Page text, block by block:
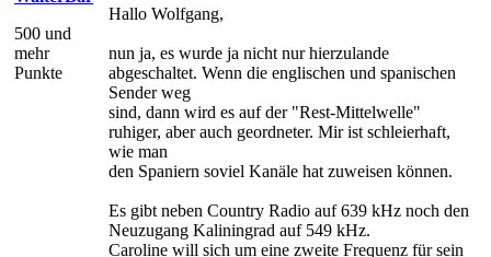
500 und
mehr
Punkte
Hallo Wolfgang,
nun ja, es wurde ja nicht nur hierzulande
abgeschaltet. Wenn die englischen und spanischen
Sender weg
sind, dann wird es auf der "Rest-Mittelwelle"
ruhiger, aber auch geordneter. Mir ist schleierhaft,
wie man
den Spaniern soviel Kanäle hat zuweisen können.
Es gibt neben Country Radio auf 639 kHz noch den
Neuzugang Kaliningrad auf 549 kHz.
Caroline will sich um eine zweite Frequenz für sein